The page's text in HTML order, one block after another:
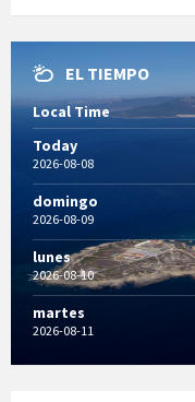
EL TIEMPO
Local Time
Today
2026-08-08
domingo
2026-08-09
lunes
2026-08-10
martes
2026-08-11